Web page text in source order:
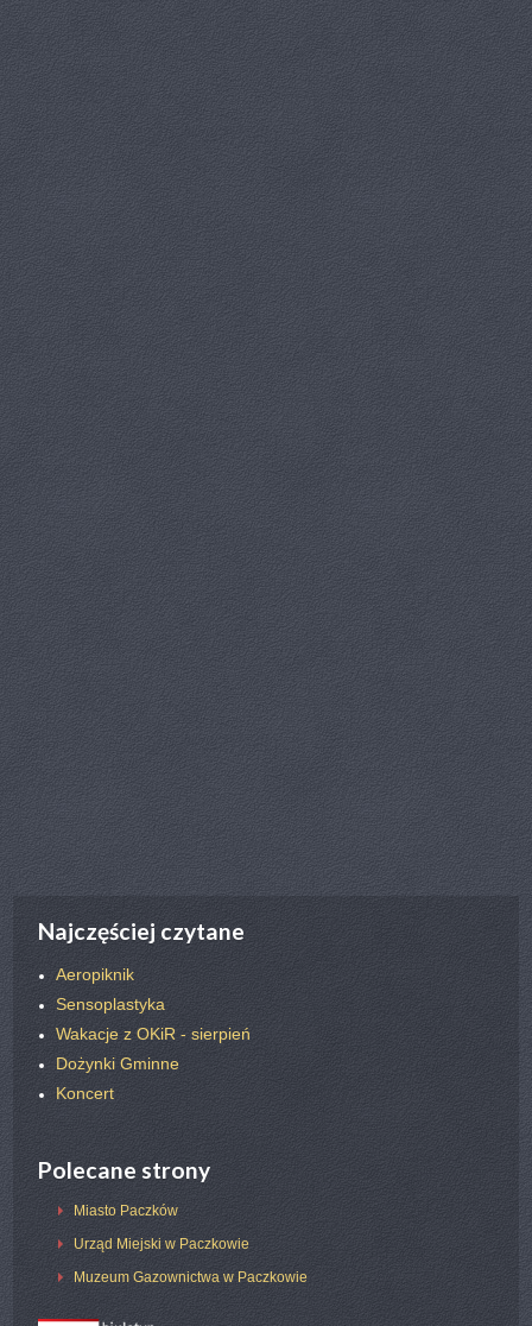
wkład w tę twórczą pracę!
Mieszkańców Paczkowa zapraszamy do odwiedzenia Ośrodka Kultury
i Rekreacji oraz podziwiania nowo powstałego muralu!
Zapraszamy do obejrzenia fotorelacji:
https://www.facebook.com/photo?
fbid=913631837469238&set=pcb.913633120802443
poprz. nast.
Najczęściej czytane
Aeropiknik
Sensoplastyka
Wakacje z OKiR - sierpień
Dożynki Gminne
Koncert
Polecane strony
Miasto Paczków
Urząd Miejski w Paczkowie
Muzeum Gazownictwa w Paczkowie